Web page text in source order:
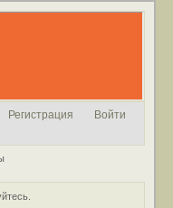
Регистрация Войти
.